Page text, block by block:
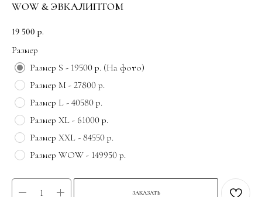
WOW & ЭВКАЛИПТОМ
19 500 р.
Размер
Размер S - 19500 р. (На фото)
Размер M - 27800 р.
Размер L - 40580 р.
Размер XL - 61000 р.
Размер XXL - 84550 р.
Размер WOW - 149950 р.
ЗАКАЗАТЬ